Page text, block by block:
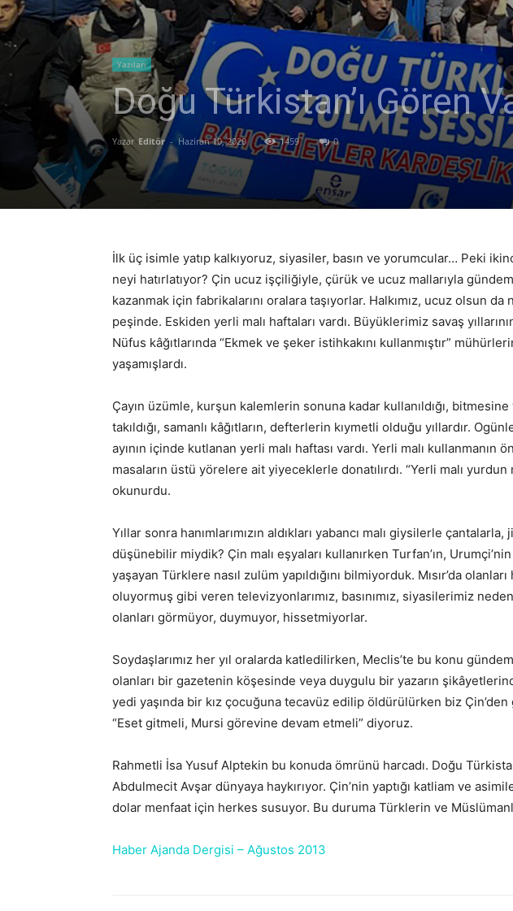
Yazıları
Doğu Türkistan’ı Gören
Yazar Editör - Haziran 10, 2020 1459 0
İlk üç isimle yatıp kalkıyoruz, siyasiler, basın ve yorumcular… Peki
neyi hatırlatıyor? Çin ucuz işçiliğiyle, çürük ve ucuz mallarıyla
kazanmak için fabrikalarını oralara taşıyorlar. Halkımız, ucuz olsun da
peşinde. Eskiden yerli malı haftaları vardı. Büyüklerimiz savaş
Nüfus kâğıtlarında “Ekmek ve şeker istihkakını kullanmıştır”
yaşamışlardı.
Çayın üzümle, kurşun kalemlerin sonuna kadar kullanıldığı,
takıldığı, samanlı kâğıtların, defterlerin kıymetli olduğu yıllardır.
ayının içinde kutlanan yerli malı haftası vardı. Yerli malı kullanmanın
masaların üstü yörelere ait yiyeceklerle donatılırdı. “Yerli malı
okunurdu.
Yıllar sonra hanımlarımızın aldıkları yabancı malı giysilerle
düşünebilir miydik? Çin malı eşyaları kullanırken Turfan’ın,
yaşayan Türklere nasıl zulüm yapıldığını bilmiyorduk. Mısır’da
oluyormuş gibi veren televizyonlarımız, basınımız, siyasilerimiz
olanları görmüyor, duymuyor, hissetmiyorlar.
Soydaşlarımız her yıl oralarda katledilirken, Meclis’te bu konu
olanları bir gazetenin köşesinde veya duygulu bir yazarın
yedi yaşında bir kız çocuğuna tecavüz edilip öldürülürken biz
“Eset gitmeli, Mursi görevine devam etmeli” diyoruz.
Rahmetli İsa Yusuf Alptekin bu konuda ömrünü harcadı. Doğu
Abdulmecit Avşar dünyaya haykırıyor. Çin’nin yaptığı katliam ve
dolar menfaat için herkes susuyor. Bu duruma Türklerin ve
Haber Ajanda Dergisi – Ağustos 2013